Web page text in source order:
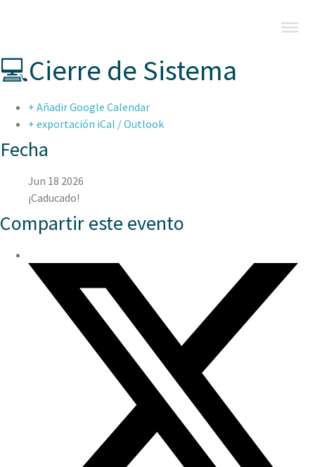
💻Cierre de Sistema
+ Añadir Google Calendar
+ exportación iCal / Outlook
Fecha
Jun 18 2026
¡Caducado!
Compartir este evento